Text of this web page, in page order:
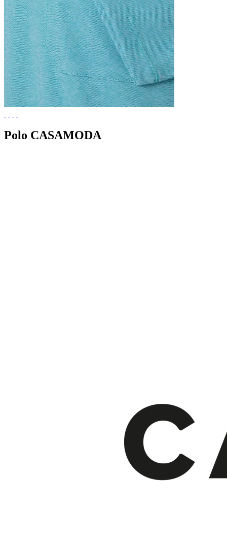
Polo CASAMODA